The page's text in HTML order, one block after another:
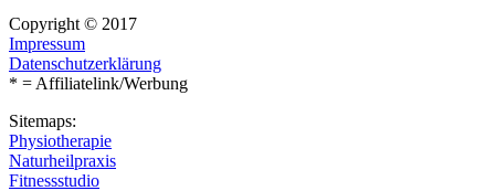
Copyright © 2017
Impressum
Datenschutzerklärung
* = Affiliatelink/Werbung
Sitemaps:
Physiotherapie
Naturheilpraxis
Fitnessstudio